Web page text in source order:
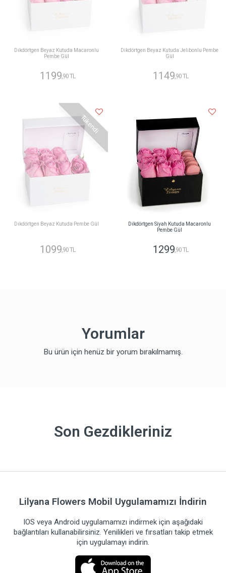
Dikdörtgen Beyaz Kutuda Macaronlu
Pembe Gül
1199 ,90 TL
Dikdörtgen Beyaz Kutuda Jelibonlu Pembe
Gül
1149 ,90 TL
Tükendi
Dikdörtgen Beyaz Kutuda Pembe Gül
1099,90 TL
Dikdörtgen Siyah Kutuda Macaronlu
Pembe Gül
1299,90 TL
Yorumlar
Bu ürün için henüz bir yorum bırakılmamış.
Son Gezdikleriniz
Lilyana Flowers Mobil Uygulamamızı İndirin
IOS veya Android uygulamamızı indirmek için aşağıdaki
bağlantıları kullanabilirsiniz. Yenilikleri ve fırsatları takip etmek
için uygulamayı indirin.